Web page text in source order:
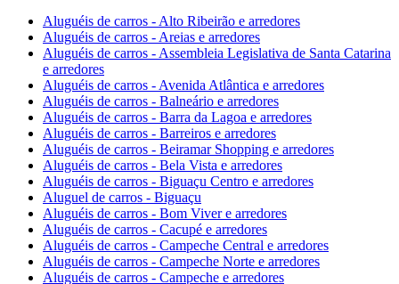
Aluguéis de carros - Alto Ribeirão e arredores
Aluguéis de carros - Areias e arredores
Aluguéis de carros - Assembleia Legislativa de Santa Catarina
e arredores
Aluguéis de carros - Avenida Atlântica e arredores
Aluguéis de carros - Balneário e arredores
Aluguéis de carros - Barra da Lagoa e arredores
Aluguéis de carros - Barreiros e arredores
Aluguéis de carros - Beiramar Shopping e arredores
Aluguéis de carros - Bela Vista e arredores
Aluguéis de carros - Biguaçu Centro e arredores
Aluguel de carros - Biguaçu
Aluguéis de carros - Bom Viver e arredores
Aluguéis de carros - Cacupé e arredores
Aluguéis de carros - Campeche Central e arredores
Aluguéis de carros - Campeche Norte e arredores
Aluguéis de carros - Campeche e arredores